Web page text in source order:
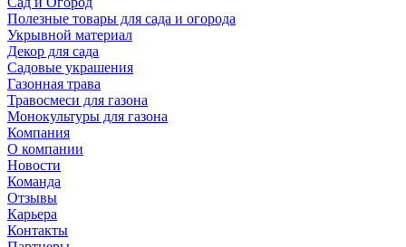
Полезные товары для сада и огорода
Укрывной материал
Декор для сада
Садовые украшения
Газонная трава
Травосмеси для газона
Монокультуры для газона
Компания
О компании
Новости
Команда
Отзывы
Карьера
Контакты